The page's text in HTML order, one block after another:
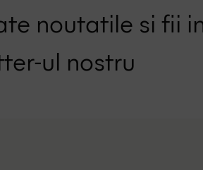
noutatile si fii
ul nostru